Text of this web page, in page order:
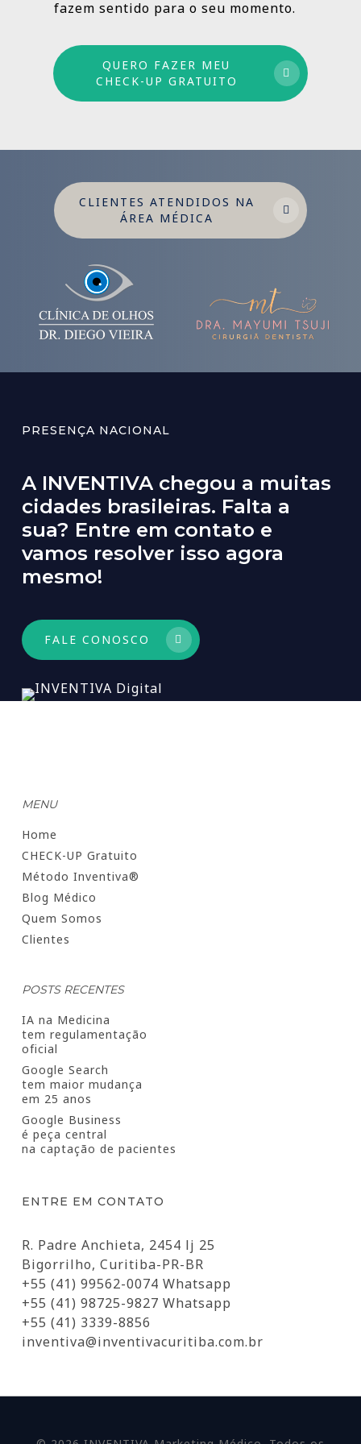
fazem sentido para o seu momento.
QUERO FAZER MEU
CHECK-UP GRATUITO
CLIENTES ATENDIDOS NA
ÁREA MÉDICA
PRESENÇA NACIONAL
A INVENTIVA chegou a muitas
cidades brasileiras. Falta a
sua? Entre em contato e
vamos resolver isso agora
mesmo!
FALE CONOSCO
MENU
Home
CHECK-UP Gratuito
Método Inventiva®
Blog Médico
Quem Somos
Clientes
POSTS RECENTES
IA na Medicina
tem regulamentação
oficial
Google Search
tem maior mudança
em 25 anos
Google Business
é peça central
na captação de pacientes
ENTRE EM CONTATO
R. Padre Anchieta, 2454 lj 25
Bigorrilho, Curitiba-PR-BR
+55 (41) 99562-0074 Whatsapp
+55 (41) 98725-9827 Whatsapp
+55 (41) 3339-8856
inventiva@inventivacuritiba.com.br